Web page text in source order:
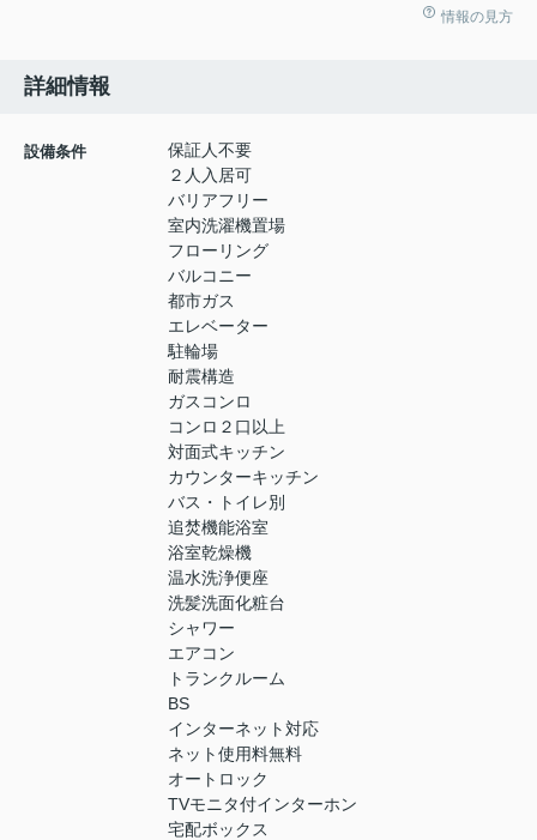
情報の見方
詳細情報
設備条件
保証人不要
２人入居可
バリアフリー
室内洗濯機置場
フローリング
バルコニー
都市ガス
エレベーター
駐輪場
耐震構造
ガスコンロ
コンロ２口以上
対面式キッチン
カウンターキッチン
バス・トイレ別
追焚機能浴室
浴室乾燥機
温水洗浄便座
洗髪洗面化粧台
シャワー
エアコン
トランクルーム
BS
インターネット対応
ネット使用料無料
オートロック
TVモニタ付インターホン
宅配ボックス